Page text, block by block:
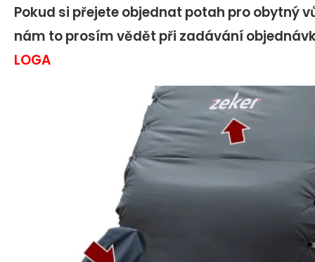
Pokud si přejete objednat potah pro obytný
nám to prosím vědět při zadávání
LOGA